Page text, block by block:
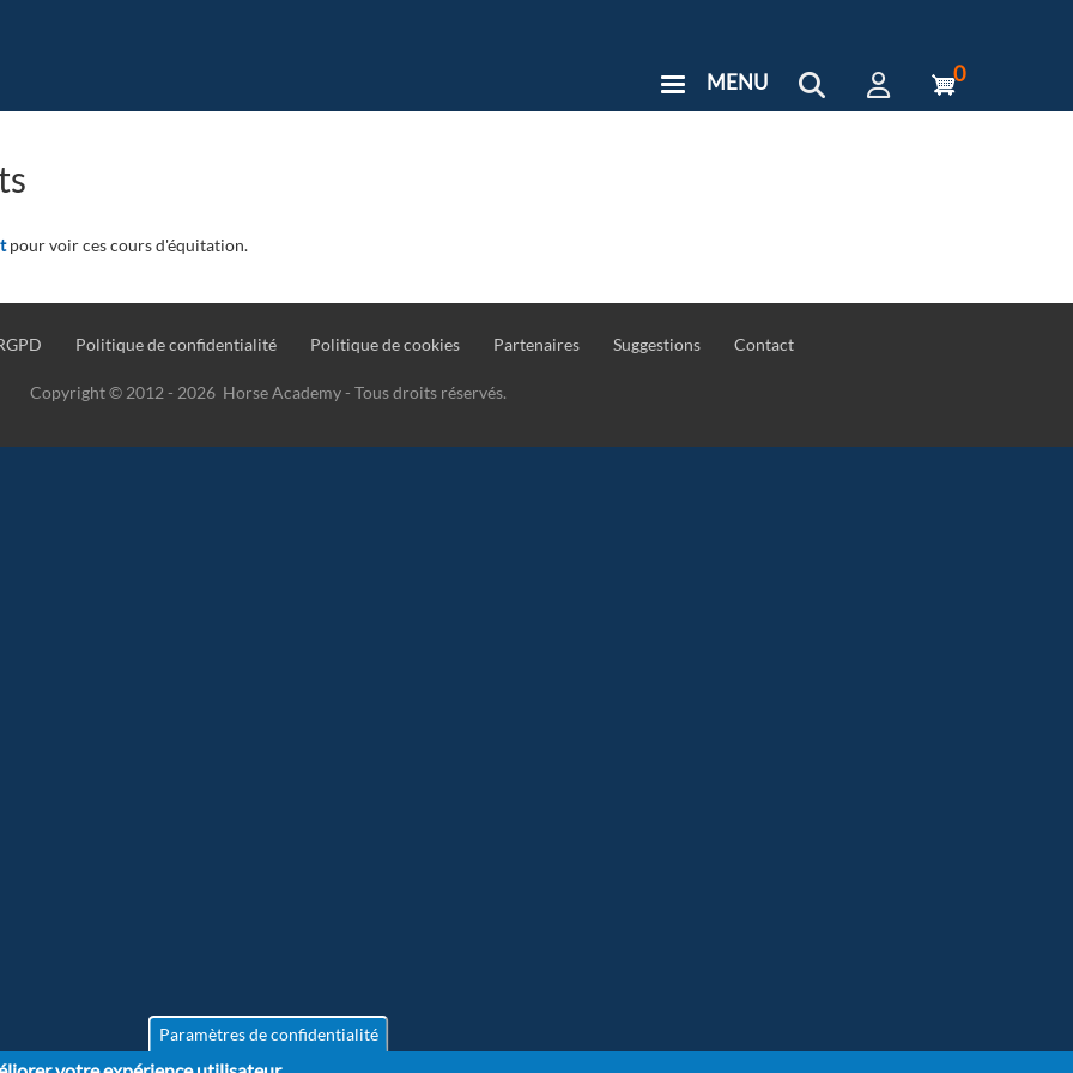
User
MENU 0
pour voir ces cours d'équitation.
Politique de confidentialité Politique de cookies Partenaires Suggestions Contact
Copyright © 2012 - 2026 Horse Academy - Tous droits réservés.
Paramètres de confidentialité